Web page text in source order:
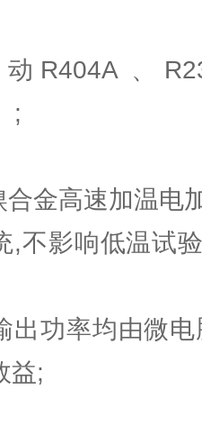
R404A 、
;
金高速加温电
,不影响低温试
出功率均由微
益;